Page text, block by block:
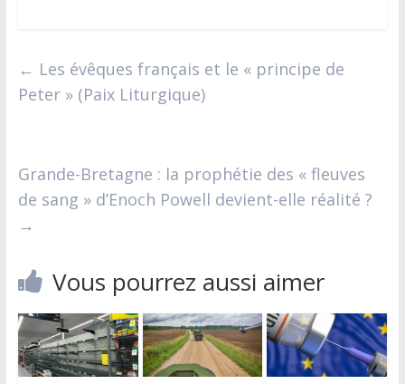
← Les évêques français et le « principe de
Peter » (Paix Liturgique)
Grande-Bretagne : la prophétie des « fleuves
de sang » d’Enoch Powell devient-elle réalité ?
→
Vous pourrez aussi aimer